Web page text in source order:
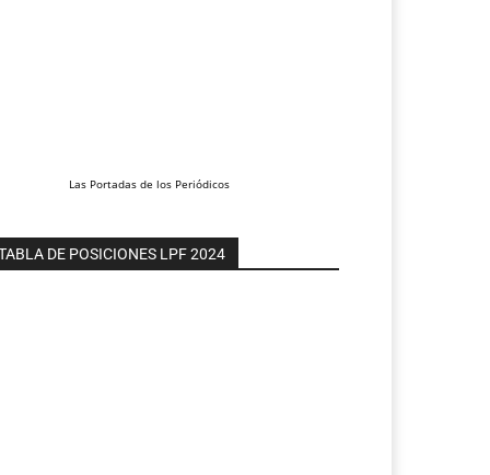
Las Portadas de los Periódicos
DE POSICIONES LPF 2024